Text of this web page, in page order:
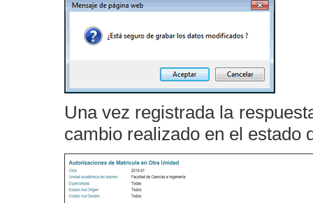
Una vez registrada la
cambio realizado en el estado